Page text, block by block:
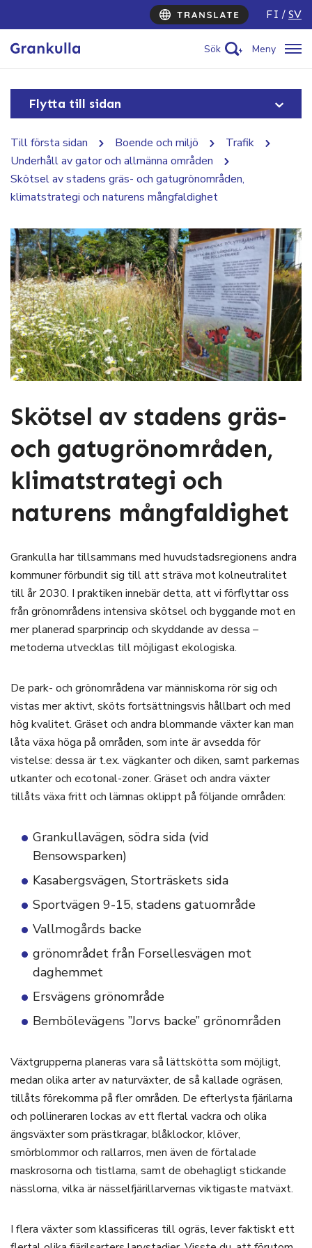
FI SV
Sök Meny
Flytta till sidan
Till första sidan Boende och miljö
Trafik
Underhåll av gator och allmänna områden
Skötsel av stadens gräs- och gatugrönområden,
klimatstrategi och naturens mångfaldighet
Skötsel av stadens gräs-
och gatugrönområden,
klimatstrategi och
naturens mångfaldighet
Grankulla har tillsammans med huvudstadsregionens andra
kommuner förbundit sig till att sträva mot kolneutralitet
till år 2030. I praktiken innebär detta, att vi förflyttar oss
från grönområdens intensiva skötsel och byggande mot en
mer planerad sparprincip och skyddande av dessa –
metoderna utvecklas till möjligast ekologiska.
De park- och grönområdena var människorna rör sig och
vistas mer aktivt, sköts fortsättningsvis hållbart och med
hög kvalitet. Gräset och andra blommande växter kan man
låta växa höga på områden, som inte är avsedda för
vistelse: dessa är t.ex. vägkanter och diken, samt parkernas
utkanter och ecotonal-zoner. Gräset och andra växter
tillåts växa fritt och lämnas oklippt på följande områden:
Grankullavägen, södra sida (vid
Bensowsparken)
Kasabergsvägen, Storträskets sida
Sportvägen 9-15, stadens gatuområde
Vallmogårds backe
grönområdet från Forsellesvägen mot
daghemmet
Ersvägens grönområde
Bembölevägens ”Jorvs backe” grönområden
Växtgrupperna planeras vara så lättskötta som möjligt,
medan olika arter av naturväxter, de så kallade ogräsen,
tillåts förekomma på fler områden. De efterlysta fjärilarna
och pollineraren lockas av ett flertal vackra och olika
ängsväxter som prästkragar, blåklockor, klöver,
smörblommor och rallarros, men även de förtalade
maskrosorna och tistlarna, samt de obehagligt stickande
nässlorna, vilka är nässelfjärillarvernas viktigaste matväxt.
I flera växter som klassificeras till ogräs, lever faktiskt ett